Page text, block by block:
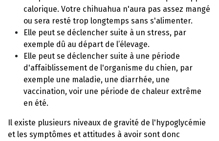
calorique. Votre chihuahua n'aura pas assez mangé
ou sera resté trop longtemps sans s'alimenter.
Elle peut se déclencher suite à un stress, par
exemple dû au départ de l’élevage.
Elle peut se déclencher suite à une période
d'affaiblissement de l'organisme du chien, par
exemple une maladie, une diarrhée, une
vaccination, voir une période de chaleur extrême
en été.
Il existe plusieurs niveaux de gravité de l'hypoglycémie
et les symptômes et attitudes à avoir sont donc